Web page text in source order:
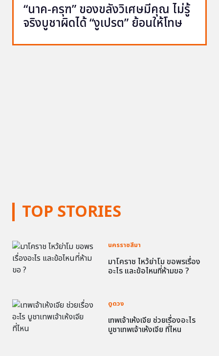
TOP STORIES
นครราชสีมา
มาโคราช ไหว้ย่าโม ขอพรเรื่อง
อะไร และข้อไหนที่ห้ามขอ ?
ดูดวง
เทพเจ้าเห้งเจีย ช่วยเรื่องอะไร
บูชาเทพเจ้าเห้งเจีย ที่ไหน
“นาค-ครุฑ” ของขลังวิเศษมีคุณ ไม่รู้
จริงบูชาผิดได้ “งูเปรต” ย้อนให้โทษ